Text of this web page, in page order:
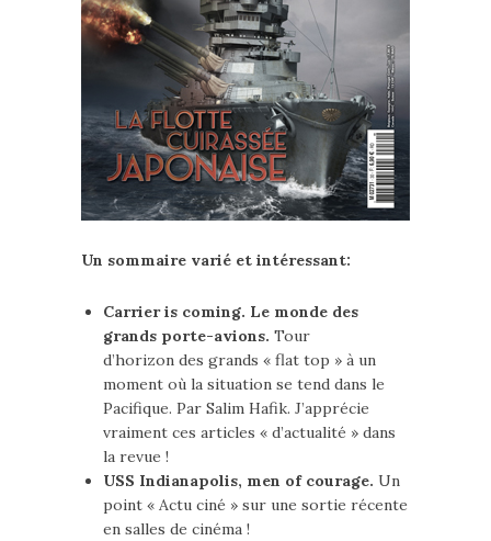
Un sommaire varié et intéressant:
Carrier is coming. Le monde des
grands porte-avions. Tour
d’horizon des grands « flat top » à un
moment où la situation se tend dans le
Pacifique. Par Salim Hafik. J’apprécie
vraiment ces articles « d’actualité » dans
la revue !
USS Indianapolis, men of courage. Un
point « Actu ciné » sur une sortie récente
en salles de cinéma !